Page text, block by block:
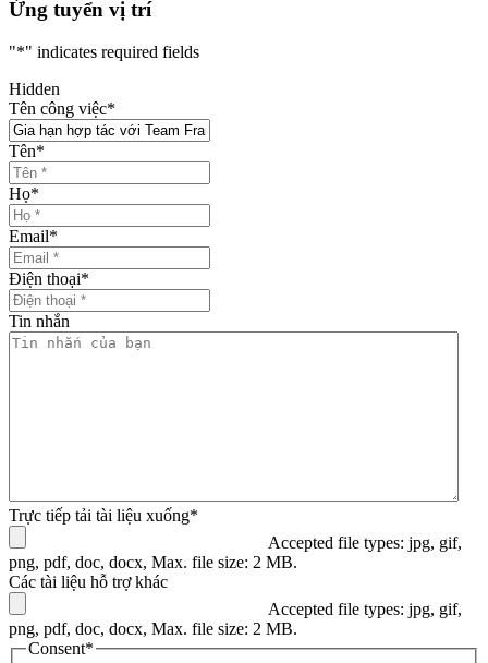
Ứng tuyển vị trí
"*" indicates required fields
Hidden
Tên công việc*
Tên*
Họ*
Email*
Điện thoại*
Tin nhắn
Trực tiếp tải tài liệu xuống*
Accepted file types: jpg, gif,
png, pdf, doc, docx, Max. file size: 2 MB.
Các tài liệu hỗ trợ khác
Accepted file types: jpg, gif,
png, pdf, doc, docx, Max. file size: 2 MB.
Consent*